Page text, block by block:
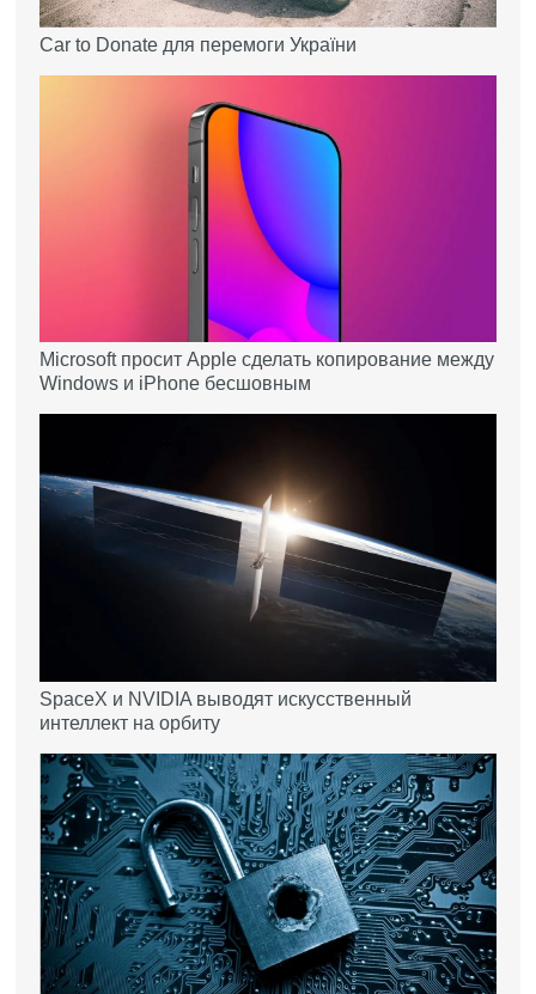
Car to Donate для перемоги України
Microsoft просит Apple сделать копирование между
Windows и iPhone бесшовным
SpaceX и NVIDIA выводят искусственный
интеллект на орбиту